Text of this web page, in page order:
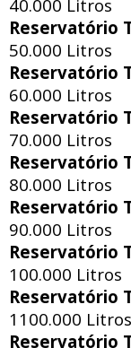
40.000 Litros
Reservatório
50.000 Litros
Reservatório
60.000 Litros
Reservatório
70.000 Litros
Reservatório
80.000 Litros
Reservatório
90.000 Litros
Reservatório
100.000 Litros
Reservatório
1100.000 Litros
Reservatório